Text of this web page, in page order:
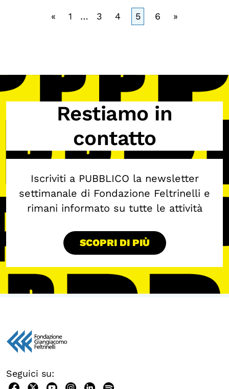
« 1 … 3 4 5 6 »
Restiamo in
contatto
Iscriviti a PUBBLICO la newsletter
settimanale di Fondazione Feltrinelli e
rimani informato su tutte le attività
SCOPRI DI PIÙ
Seguici su: